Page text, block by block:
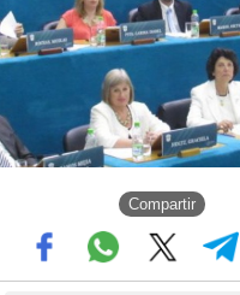
Compartir